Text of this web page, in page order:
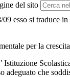
del sito
09 esso si traduce
per la
Istituzione
adeguato che